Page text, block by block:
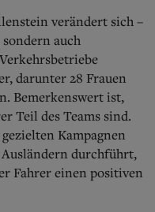
verändert sich –
auch
darunter 28 Frauen
Bemerkenswert ist,
Teil des Teams sind.
Kampagnen
durchführt,
Fahrer einen positiven